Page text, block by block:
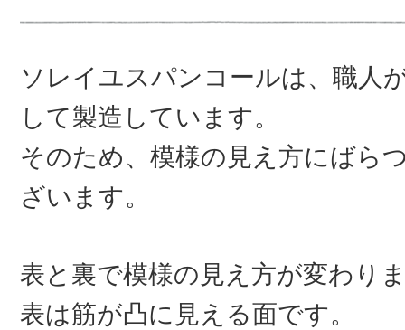
ソレイユスパンコールは、職人
して製造しています。
そのため、模様の見え方にばら
ざいます。
表と裏で模様の見え方が変わり
表は筋が凸に見える面です。